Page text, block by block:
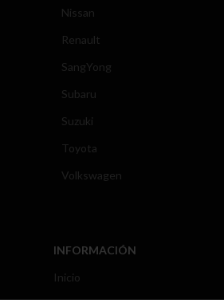
Nissan
Renault
SangYong
Subaru
Suzuki
Toyota
Volkswagen
INFORMACIÓN
Inicio